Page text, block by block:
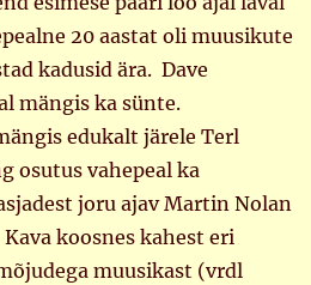
20 aastat oli muusikute
kadusid ära. Dave
mängis ka sünte.
edukalt järele Terl
osutus vahepeal ka
joru ajav Martin Nolan
koosnes kahest eri
muusikast (vrdl